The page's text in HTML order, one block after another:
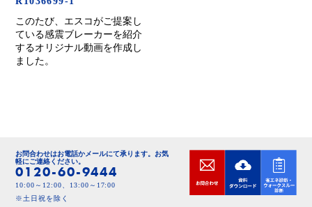
このたび、エスコがご提案し
ている感震ブレーカーを紹介
するオリジナル動画を作成し
ました。
お問合わせはお電話かメールにて承ります。 お気
軽にご連絡ください。
0120-60-9444
10:00～12:00、13:00～17:00
※土日祝を除く